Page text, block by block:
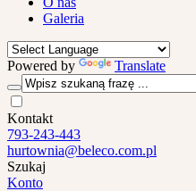
Galeria
Powered by Translate
Kontakt
793-243-443
hurtownia@beleco.com.pl
Szukaj
Konto